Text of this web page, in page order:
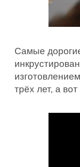
Самые
трёх лет, а